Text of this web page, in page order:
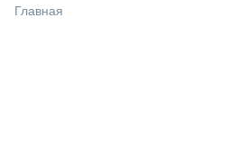
Главная